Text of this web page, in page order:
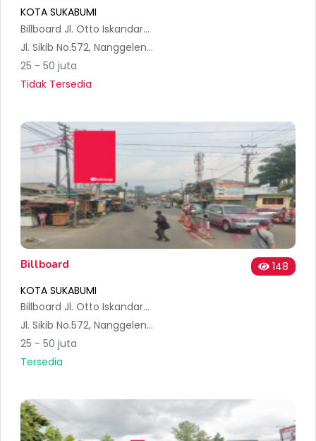
KOTA SUKABUMI
Billboard Jl. Otto Iskandardinata Dekat Stasiun Kota Sukabumi
Jl. Sikib No.572, Nanggeleng, Kec. Citamiang, Kota Sukabumi, Jawa Barat 43145, Indonesia
25 - 50 juta
Tidak Tersedia
Billboard
148
KOTA SUKABUMI
Billboard Jl. Otto Iskandardinata, Nanggeleng, Kec. Citamiang, Sukabumi 2mk
Jl. Sikib No.572, Nanggeleng, Kec. Citamiang, Kota Sukabumi, Jawa Barat 43145, Indonesia
25 - 50 juta
Tersedia